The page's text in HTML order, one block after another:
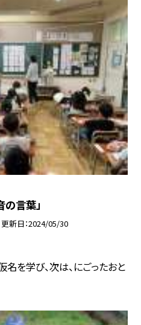
言葉」
更新日 2024/05/30
名を学び、次は、にごったおと